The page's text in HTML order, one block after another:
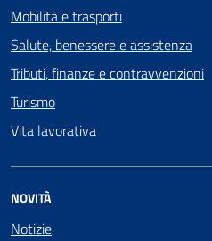
Mobilità e trasporti
Salute, benessere e assistenza
Tributi, finanze e contravvenzioni
Turismo
Vita lavorativa
NOVITÀ
Notizie